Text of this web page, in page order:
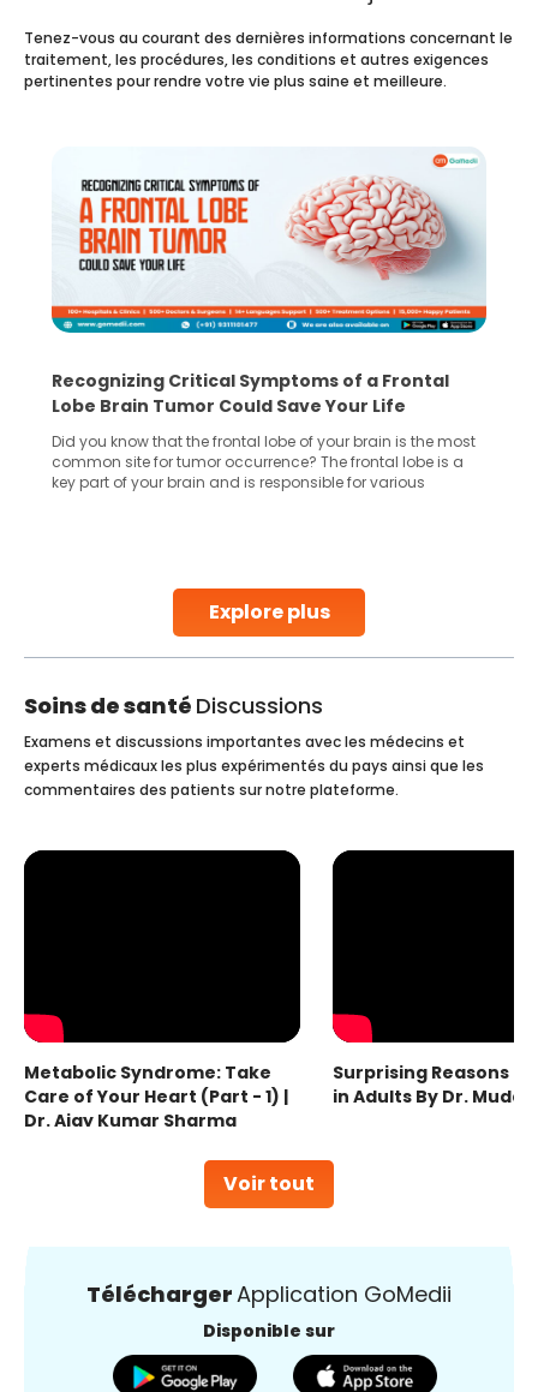
Explore plus
Tenez-vous au courant des dernières informations concernant le
traitement, les procédures, les conditions et autres exigences
pertinentes pour rendre votre vie plus saine et meilleure.
Recognizing Critical Symptoms of a Frontal
Lobe Brain Tumor Could Save Your Life
Did you know that the frontal lobe of your brain is the most
common site for tumor occurrence? The frontal lobe is a
key part of your brain and is responsible for various
Soins de santé Discussions
Voir tout
Examens et discussions importantes avec les médecins et
experts médicaux les plus expérimentés du pays ainsi que les
commentaires des patients sur notre plateforme.
Metabolic Syndrome: Take
Care of Your Heart (Part - 1) |
Dr. Ajay Kumar Sharma
Surprising Reasons
in Adults By Dr.
TéléchargerApplication GoMedii
Disponible sur